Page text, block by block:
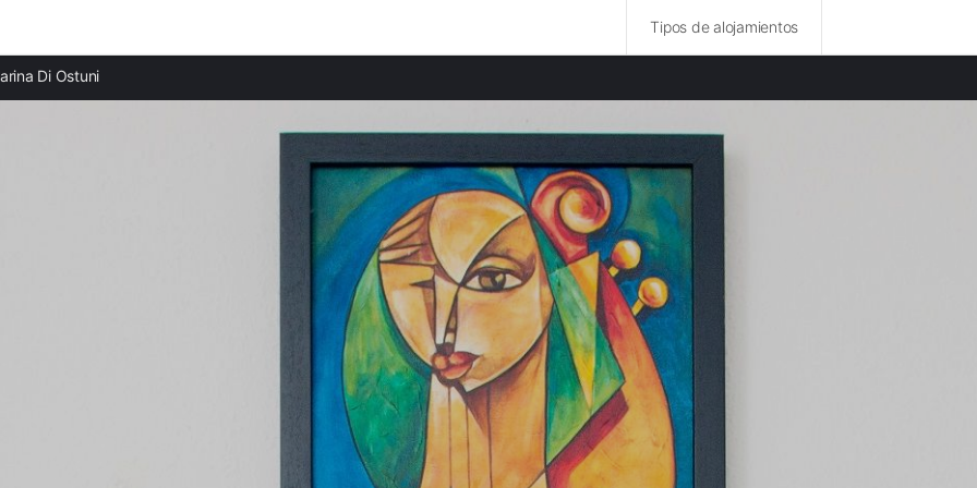
Tipos de alojamientos
Apartamentos en Ostuni
Apartamentos en Torre Santa Sabina
Di Ostuni